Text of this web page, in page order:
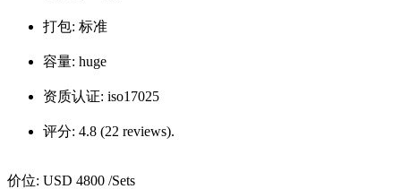
打包: 标准
容量: huge
资质认证: iso17025
评分: 4.8 (22 reviews).
价位: USD 4800 /Sets